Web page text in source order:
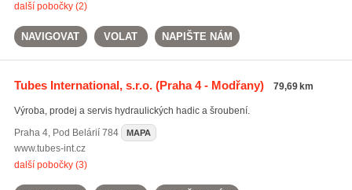
další pobočky (2)
NAVIGOVAT VOLAT NAPIŠTE NÁM
Tubes International, s.r.o.(Praha 4 - Modřany) 79,69 km
Výroba, prodej a servis hydraulických hadic a šroubení.
Praha 4, Pod Belárií 784 MAPA
www.tubes-int.cz
další pobočky (3)